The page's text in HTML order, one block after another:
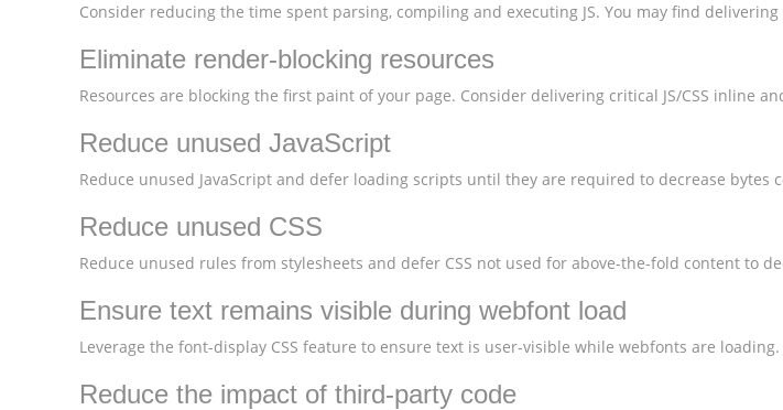
Consider reducing the time spent parsing, compiling and executing JS. You may find
Eliminate render-blocking resources
Resources are blocking the first paint of your page. Consider delivering critical JS/CSS inline
Reduce unused JavaScript
Reduce unused JavaScript and defer loading scripts until they are required to decrease bytes
Reduce unused CSS
Reduce unused rules from stylesheets and defer CSS not used for above-the-fold content to
Ensure text remains visible during webfont load
Leverage the font-display CSS feature to ensure text is user-visible while webfonts are loading.
Reduce the impact of third-party code